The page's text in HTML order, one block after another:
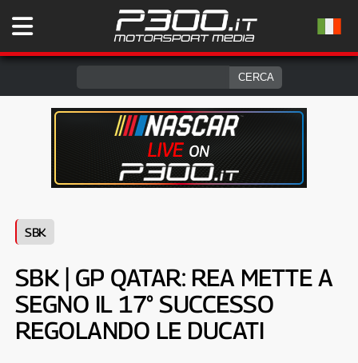
SBK
SBK | GP QATAR: REA METTE A
SEGNO IL 17° SUCCESSO
REGOLANDO LE DUCATI